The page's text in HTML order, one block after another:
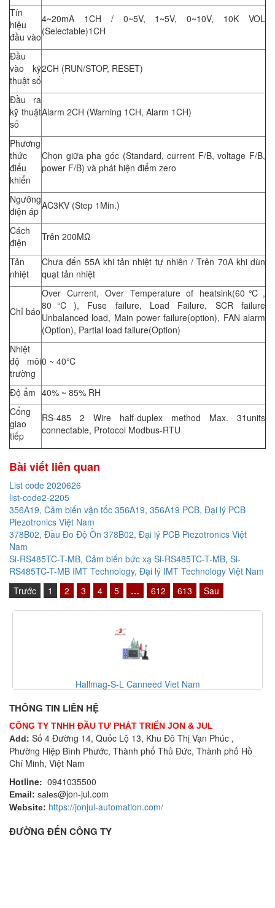
Tín
hiệu
đầu vào
4~20mA 1CH / 0~5V, 1~5V, 0~10V, 10K VOL
(Selectable)1CH
Đầu
vào kỹ
thuật số
2CH (RUN/STOP, RESET)
Đầu ra
kỹ thuật
số
Alarm 2CH (Warning 1CH, Alarm 1CH)
Phương
thức
điểu
khiển
Chọn giữa pha góc (Standard, current F/B, voltage F/B,
power F/B) và phát hiện điểm zero
Ngưỡng
điện áp AC3KV (Step 1Min.)
Cách
điện
Trên 200MΩ
Tản
nhiệt
Chưa đến 55A khi tản nhiệt tự nhiên / Trên 70A khi dùn
quạt tản nhiệt
Chỉ báo
Over Current, Over Temperature of heatsink(60℃,
80℃), Fuse failure, Load Failure, SCR failure
Unbalanced load, Main power failure(option), FAN alarm
(Option), Partial load failure(Option)
Nhiệt
độ môi
trường
0 ~ 40℃
Độ ẩm 40% ~ 85% RH
Cổng
giao
tiếp
RS-485 2 Wire half-duplex method Max. 31units
connectable, Protocol Modbus-RTU
Bài viết liên quan
List code 2020626
list-code2-2205
356A19, Cảm biến vận tốc 356A19, 356A19 PCB, Đại lý PCB
Piezotronics Việt Nam
378B02, Đầu Đo Độ Ồn 378B02, Đại lý PCB Piezotronics Việt
Nam
Si-RS485TC-T-MB, Cảm biến bức xạ Si-RS485TC-T-MB, Si-
RS485TC-T-MB IMT Technology, Đại lý IMT Technology Việt Nam
Trước
1 2 3 4 5 … 612 613 Sau
Canneed-BCT-100-T Canneed Viet Nam
THÔNG TIN LIÊN HỆ
CÔNG TY TNHH ĐẦU TƯ PHÁT TRIỂN JON & JUL
Add: Số 4 Đường 14, Quốc Lộ 13, Khu Đô Thị Vạn Phúc ,
Phường Hiệp Bình Phước, Thành phố Thủ Đức, Thành phố Hồ
Chí Minh, Việt Nam
Hotline: 0941035500
Email: sales@jon-jul.com
Website: https://jonjul-automation.com/
ĐƯỜNG ĐẾN CÔNG TY